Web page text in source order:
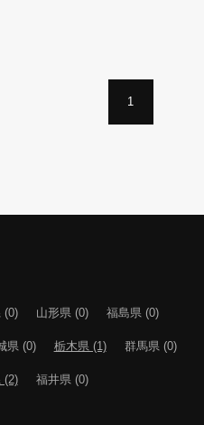
1
(0) 山形県 (0) 福島県 (0)
県 (0) 栃木県 (1) 群馬県 (0)
(2) 福井県 (0)